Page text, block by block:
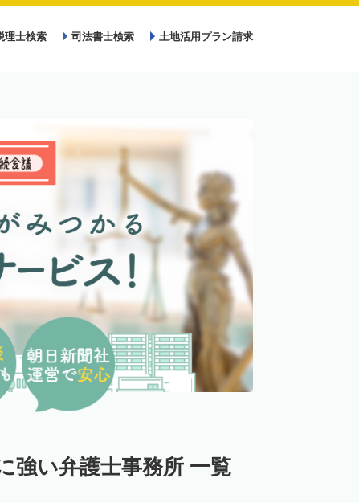
理士検索 司法書士検索 土地活用プラン請求
強い弁護士事務所 一覧